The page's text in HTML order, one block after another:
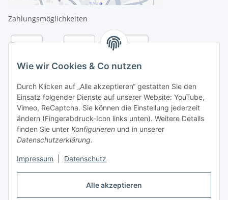
Alle akzeptieren
Wie wir Cookies & Co nutzen
Durch Klicken auf „Alle akzeptieren“ gestatten Sie den
Einsatz folgender Dienste auf unserer Website: YouTube,
Vimeo, ReCaptcha. Sie können die Einstellung jederzeit
ändern (Fingerabdruck-Icon links unten). Weitere Details
finden Sie unter Konfigurieren und in unserer
Datenschutzerklärung.
Impressum Datenschutz
Zahlungsmöglichkeiten